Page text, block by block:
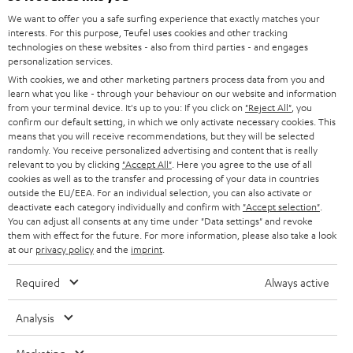
l
d
u
n
g
HEIMKINO-KOMPLETTANLAGEN
SOUNDBARS
STEREO
SMART HOME
BLUETOOTH-LAUTSPRECHER
KOPFHÖRER
BLUETOOTH-KOPFHÖRER
LAUTSPRECHER
ULTIMA-SERIE
SUPPORT
PRESSE & MARKETING
GESCHÄFTSKUNDEN
PARTNERPROGRAMM
BLOG
NEWSLETTER
STORES
DEINE VORTEILE BEI TEUFEL
TEUFEL STORY
Teufel Onlineshops
DEUTSCHLAND
ÖSTERREICH
SCHWEIZ
NIEDERLANDE
BELGIEN
POLEN
We want to offer you a safe surfing experience that exactly matches your
interests. For this purpose, Teufel uses cookies and other tracking
technologies on these websites - also from third parties - and engages
personalization services.
With cookies, we and other marketing partners process data from you and
learn what you like - through your behaviour on our website and information
from your terminal device. It's up to you: If you click on "Reject All" , you
confirm our default setting, in which we only activate necessary cookies. This
means that you will receive recommendations, but they will be selected
randomly. You receive personalized advertising and content that is really
relevant to you by clicking "Accept All" . Here you agree to the use of all
cookies as well as to the transfer and processing of your data in countries
outside the EU/EEA. For an individual selection, you can also activate or
deactivate each category individually and confirm with "Accept selection"
You can adjust all consents at any time under "Data settings" and revoke
them with effect for the future. For more information, please also take a look
at our privacy policyand the imprint
Required Always active
Analysis